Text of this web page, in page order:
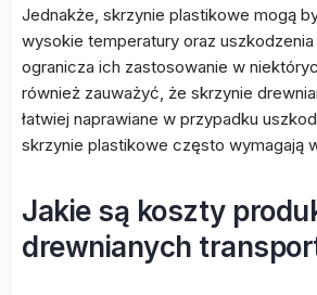
Jednakże, skrzynie plastikowe mogą
wysokie temperatury oraz
ogranicza ich zastosowanie w
również zauważyć, że skrzynie
łatwiej naprawiane w przypadku
skrzynie plastikowe często wymagają
Jakie są koszty
drewnianych